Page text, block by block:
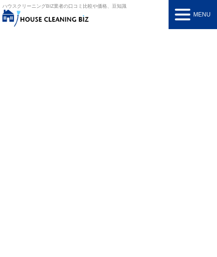
ハウスクリーニングBIZ業者の口コミ比較や価格、豆知識
MENU